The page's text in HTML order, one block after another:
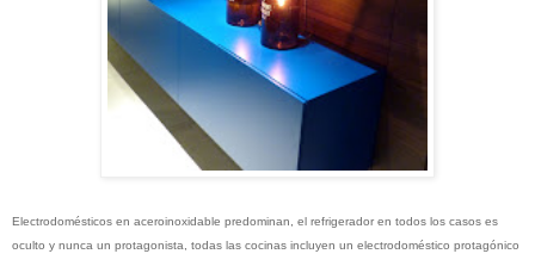
Electrodomésticos en aceroinoxidable predominan, el refrigerador en todos los casos es
oculto y nunca un protagonista, todas las cocinas incluyen un electrodoméstico protagónico